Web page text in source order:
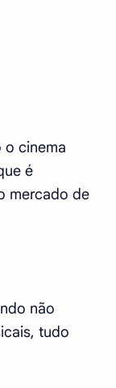
cinema
é
mercado de
não
tudo